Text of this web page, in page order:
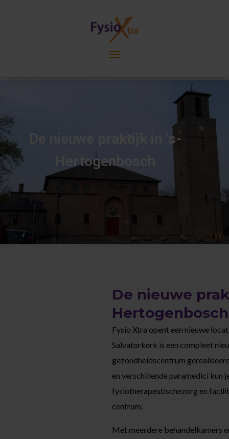
De nieuwe praktijk in ‘s-
Hertogenbosch
De nieuwe
Hertogenbosch
Fysio Xtra opent een nieuwe
Salvatorkerk is een compleet
gezondheidscentrum
en verschillende paramedici kun
fysiotherapeutischezorg en
centrum.
Met meerdere behandelkamers